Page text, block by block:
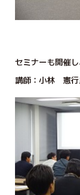
セミナーも開催
講師：小林 憲